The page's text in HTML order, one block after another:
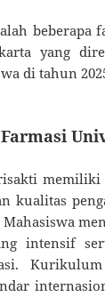
beberapa
yang
di tahun
kualitas
intensif